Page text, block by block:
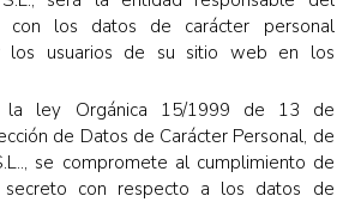
con los datos de carácter personal
los usuarios de su sitio web en los
la ley Orgánica 15/1999 de 13 de
de Datos de Carácter Personal, de
se compromete al cumplimiento de
con respecto a los datos de